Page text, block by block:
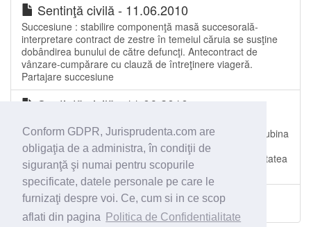
Conform GDPR, Jurisprudenta.com are
obligaţia de a administra, în condiţii de
siguranţă şi numai pentru scopurile
specificate, datele personale pe care le
furnizaţi despre voi. Ce, cum si in ce scop
aflati din pagina
Politica de Confidentialitate
Sentinţă civilă - 11.06.2010
Succesiune : stabilire componenţă masă succesorală-
interpretare contract de zestre în temeiul căruia se susţine
dobândirea bunului de către defuncţi. Antecontract de
vânzare-cumpărare cu clauză de întreţinere viageră.
Partajare succesiune
Sentinţă civilă - 11.06.2010
valoare adus casei de locuit . Cerere formulată de concubina
defunctului de constatare a calităţii sale de coproprietar
asupra unor bunuri în litigiu. Reducere testament la cotitatea
disponibilă. Stab...
Toate spetele Judecătoria Năsăud